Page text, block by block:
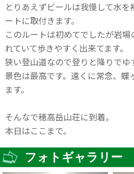
とりあえずビールは我慢して水を
ートに取付きます。
このルートは初めてでしたが岩
れていて歩きやすく出来てます。
狭い登山道なので登りと降りでゆ
景色は最高です。遠くに常念、蝶
ます。
そんなで穂高岳山荘に到着。
本日はここまで。
フォトギャラリー